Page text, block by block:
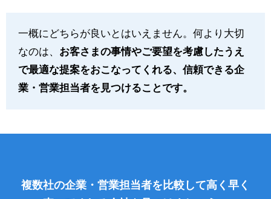
一概にどちらが良いとはいえません。何より大切
なのは、 お客さまの事情やご要望を考慮したうえ
で最適な提案をおこなってくれる、信頼できる企
業・営業担当者を見つけることです。
複数社の企業・営業担当者を比較して高く早く